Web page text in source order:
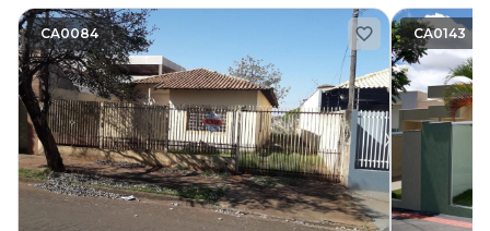
CA0084 CA0143